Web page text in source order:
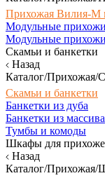
Прихожая Вилия-М
Модульные
Модульные
Скамьи и банкетки
Назад
Каталог/Прихожая/
Скамьи и банкетки
Банкетки из дуба
Банкетки из массива
Тумбы и комоды
Шкафы для
Назад
Каталог/